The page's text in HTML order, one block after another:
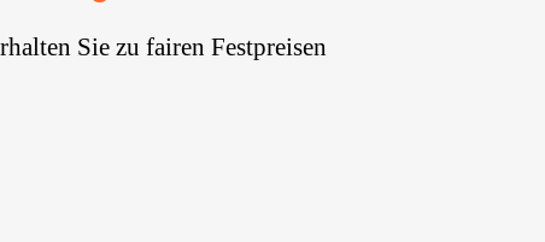
Sie zu fairen Festpreisen